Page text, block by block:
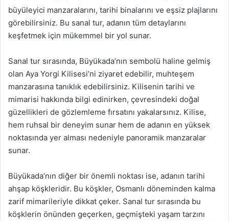
büyüleyici manzaralarını, tarihi binalarını ve eşsiz plajlarını
görebilirsiniz. Bu sanal tur, adanın tüm detaylarını
keşfetmek için mükemmel bir yol sunar.
Sanal tur sırasında, Büyükada’nın sembolü haline gelmiş
olan Aya Yorgi Kilisesi’ni ziyaret edebilir, muhteşem
manzarasına tanıklık edebilirsiniz. Kilisenin tarihi ve
mimarisi hakkında bilgi edinirken, çevresindeki doğal
güzellikleri de gözlemleme fırsatını yakalarsınız. Kilise,
hem ruhsal bir deneyim sunar hem de adanın en yüksek
noktasında yer alması nedeniyle panoramik manzaralar
sunar.
Büyükada’nın diğer bir önemli noktası ise, adanın tarihi
ahşap köşkleridir. Bu köşkler, Osmanlı döneminden kalma
zarif mimarileriyle dikkat çeker. Sanal tur sırasında bu
köşklerin önünden geçerken, geçmişteki yaşam tarzını